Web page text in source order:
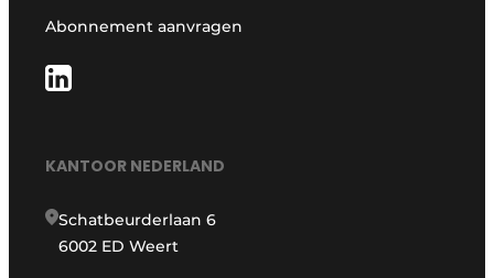
Abonnement aanvragen
KANTOOR NEDERLAND
Schatbeurderlaan 6
6002 ED Weert